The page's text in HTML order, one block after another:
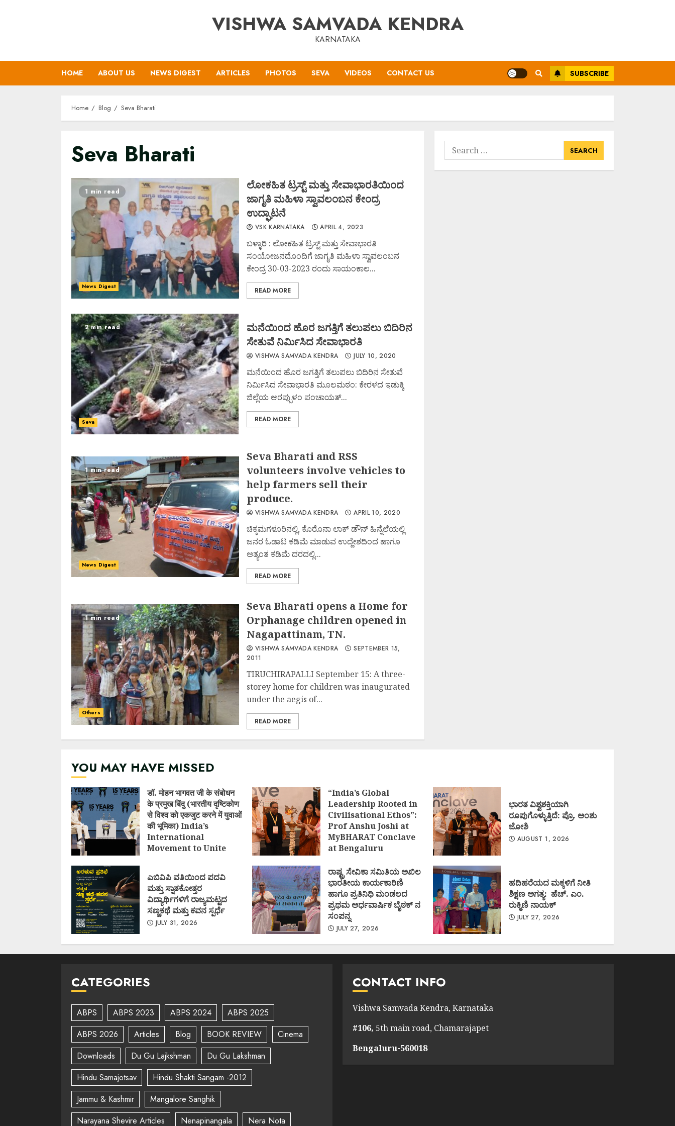
VISHWA SAMVADA KENDRA
KARNATAKA
HOME ABOUT US NEWS DIGEST ARTICLES PHOTOS SEVA VIDEOS CONTACT US SUBSCRIBE
Home Blog Seva Bharati
Seva Bharati
1 min read
News Digest
ಲೋಕಹಿತ ಟ್ರಸ್ಟ್ ಮತ್ತು ಸೇವಾಭಾರತಿಯಿಂದ
ಜಾಗೃತಿ ಮಹಿಳಾ ಸ್ವಾವಲಂಬನ ಕೇಂದ್ರ
ಉದ್ಘಾಟನೆ
VSK KARNATAKA APRIL 4, 2023
ಬಳ್ಳಾರಿ : ಲೋಕಹಿತ ಟ್ರಸ್ಟ್ ಮತ್ತು ಸೇವಾಭಾರತಿ
ಸಂಯೋಜನದೊಂದಿಗೆ ಜಾಗೃತಿ ಮಹಿಳಾ ಸ್ವಾವಲಂಬನ
ಕೇಂದ್ರ 30-03-2023 ರಂದು ಸಾಯಂಕಾಲ...
READ MORE
2 min read
Seva
ಮನೆಯಿಂದ ಹೊರ ಜಗತ್ತಿಗೆ ತಲುಪಲು ಬಿದಿರಿನ
ಸೇತುವೆ ನಿರ್ಮಿಸಿದ ಸೇವಾಭಾರತಿ
VISHWA SAMVADA KENDRA JULY 10, 2020
ಮನೆಯಿಂದ ಹೊರ ಜಗತ್ತಿಗೆ ತಲುಪಲು ಬಿದಿರಿನ ಸೇತುವೆ
ನಿರ್ಮಿಸಿದ ಸೇವಾಭಾರತಿ ಮೂಲಮಠಂ: ಕೇರಳದ ಇಡುಕ್ಕಿ
ಜಿಲ್ಲೆಯ ಆರಪ್ಪುಳಂ‌ ಪಂಚಾಯತ್...
READ MORE
1 min read
News Digest
Seva Bharati and RSS
volunteers involve vehicles to
help farmers sell their
produce.
VISHWA SAMVADA KENDRA APRIL 10, 2020
ಚಿಕ್ಕಮಗಳೂರಿನಲ್ಲಿ, ಕೊರೊನಾ ಲಾಕ್ ಡೌನ್ ಹಿನ್ನೆಲೆಯಲ್ಲಿ
ಜನರ ಓಡಾಟ ಕಡಿಮೆ ಮಾಡುವ ಉದ್ದೇಶದಿಂದ ಹಾಗೂ
ಅತ್ಯಂತ ಕಡಿಮೆ ದರದಲ್ಲಿ...
READ MORE
1 min read
Others
Seva Bharati opens a Home for
Orphanage children opened in
Nagapattinam, TN.
VISHWA SAMVADA KENDRA
SEPTEMBER 15,
2011
TIRUCHIRAPALLI September 15: A three-
storey home for children was inaugurated
under the aegis of...
READ MORE
Search
for:
YOU MAY HAVE MISSED
डॉ. मोहन भागवत जी के संबोधन
के प्रमुख बिंदु (भारतीय दृष्टिकोण
से विश्व को एकजुट करने में युवाओं
की भूमिका) India’s
International
Movement to Unite
AUGUST 7, 2026
“India’s Global
Leadership Rooted in
Civilisational Ethos”:
Prof Anshu Joshi at
MyBHARAT Conclave
at Bengaluru
ಭಾರತ ವಿಶ್ವಶಕ್ತಿಯಾಗಿ
ರೂಪುಗೊಳ್ಳುತ್ತಿದೆ: ಪ್ರೊ. ಅಂಶು
ಜೋಶಿ
AUGUST 1, 2026
ಎಬಿವಿಪಿ ವತಿಯಿಂದ ಪದವಿ
ಮತ್ತು ಸ್ನಾತಕೋತ್ತರ
ವಿದ್ಯಾರ್ಥಿಗಳಿಗೆ ರಾಜ್ಯಮಟ್ಟದ
ಸಣ್ಣಕಥೆ ಮತ್ತು ಕವನ ಸ್ಪರ್ಧೆ
JULY 31, 2026
ರಾಷ್ಟ್ರ ಸೇವಿಕಾ ಸಮಿತಿಯ ಅಖಿಲ
ಭಾರತೀಯ ಕಾರ್ಯಕಾರಿಣಿ
ಹಾಗೂ ಪ್ರತಿನಿಧಿ ಮಂಡಲದ
ಪ್ರಥಮ ಅರ್ಧವಾರ್ಷಿಕ ಬೈಠಕ್ ನ
ಸಂಪನ್ನ
JULY 27, 2026
ಹದಿಹರೆಯದ ಮಕ್ಕಳಿಗೆ ನೀತಿ
ಶಿಕ್ಷಣ ಅಗತ್ಯ: ಹೆಚ್. ಎಂ.
ರುಕ್ಮಿಣಿ ನಾಯಕ್
JULY 27, 2026
CATEGORIES
ABPS ABPS 2023 ABPS 2024
ABPS 2025
ABPS 2026
Articles Blog BOOK REVIEW
Cinema
Downloads
Du Gu Lajkshman
Du Gu Lakshman
Hindu Samajotsav
Hindu Shakti Sangam -2012
Jammu & Kashmir
Mangalore Sanghik
Narayana Shevire Articles
Nenapinangala Nera Nota
CONTACT INFO
Vishwa Samvada Kendra, Karnataka
#106, 5th main road, Chamarajapet
Bengaluru-560018